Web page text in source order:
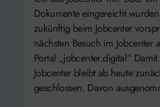
Dokumente eingereicht
zukünftig beim Jobcenter
nächsten Besuch im
Portal „jobcenter.digital“
Jobcenter bleibt ab heute
geschlossen. Davon